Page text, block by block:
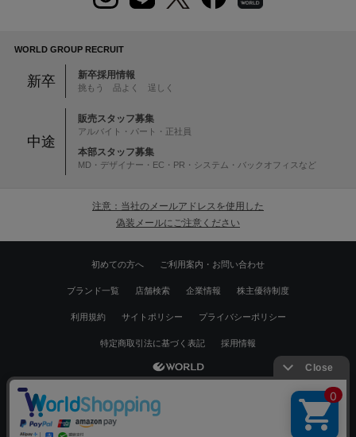
絞り込む
WORLD GROUP RECRUIT
新卒 新卒採用情報
挑もう 品よく 逞しく
中途
販売スタッフ募集
アルバイト・パート・正社員
本部スタッフ募集
MD・デザイナー・EC・PR・システム・バックオフィスなど
注意：当社のメールアドレスを使用した
偽装メールにご注意ください
初めての方へ ご利用案内・お問い合わせ
ブランド一覧 店舗検索 企業情報 株主優待制度
利用規約 サイトポリシー プライバシーポリシー
特定商取引法に基づく表記 採用情報